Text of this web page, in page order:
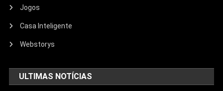
Echo Dot: Guia Completo Para
Escolher O Smart Speaker Ideal Na
Nova Oferta Da Amazon
Jogos
Casa Inteligente
Webstorys
ULTIMAS NOTÍCIAS